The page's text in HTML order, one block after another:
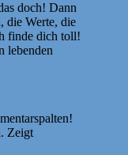
doch! Dann
die Werte, die
finde dich toll!
lebenden
Zeigt